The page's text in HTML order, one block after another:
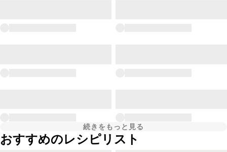
続きをもっと見る
おすすめのレシピリスト